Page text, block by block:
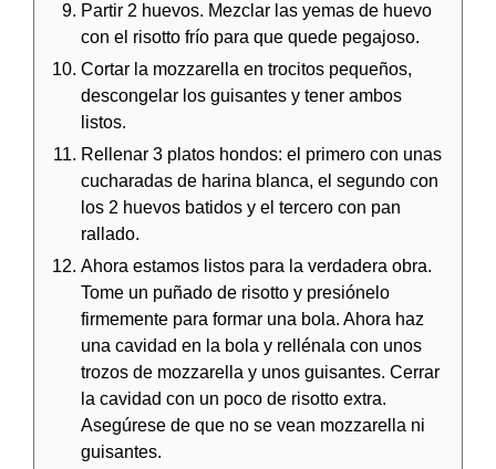
Partir 2 huevos. Mezclar las yemas de huevo
con el risotto frío para que quede pegajoso.
Cortar la mozzarella en trocitos pequeños,
descongelar los guisantes y tener ambos
listos.
Rellenar 3 platos hondos: el primero con unas
cucharadas de harina blanca, el segundo con
los 2 huevos batidos y el tercero con pan
rallado.
Ahora estamos listos para la verdadera obra.
Tome un puñado de risotto y presiónelo
firmemente para formar una bola. Ahora haz
una cavidad en la bola y rellénala con unos
trozos de mozzarella y unos guisantes. Cerrar
la cavidad con un poco de risotto extra.
Asegúrese de que no se vean mozzarella ni
guisantes.